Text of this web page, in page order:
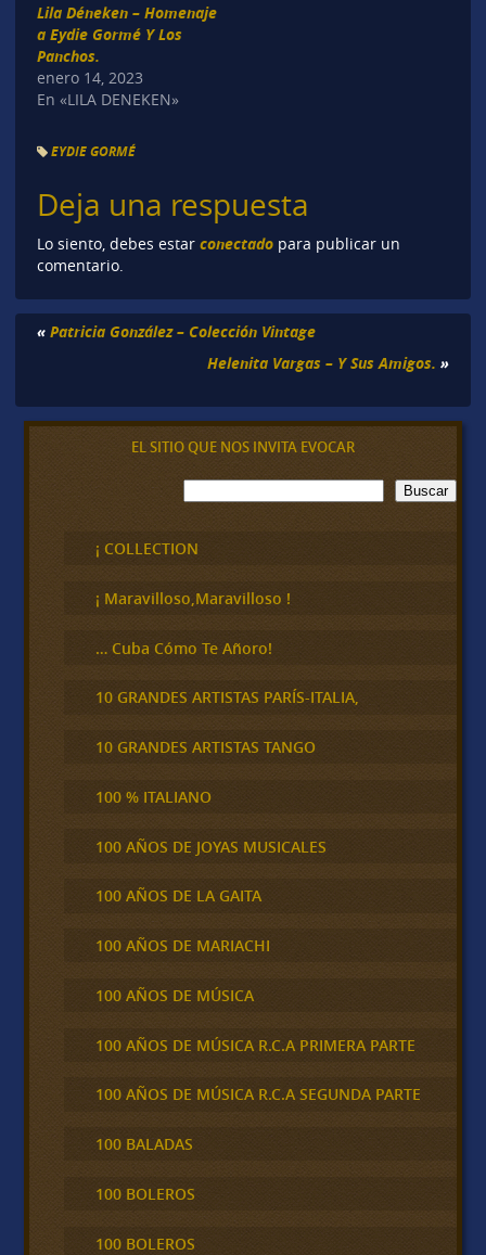
Lila Déneken – Homenaje
a Eydie Gormé Y Los
Panchos.
enero 14, 2023
En «LILA DENEKEN»
EYDIE GORMÉ
Deja una respuesta
Lo siento, debes estar conectadopara publicar un
comentario.
« Patricia González – Colección Vintage
Helenita Vargas – Y Sus Amigos. »
EL SITIO QUE NOS INVITA EVOCAR
B
u
c
a
Buscar
¡ COLLECTION
¡ Maravilloso,Maravilloso !
… Cuba Cómo Te Añoro!
10 GRANDES ARTISTAS PARÍS-ITALIA,
10 GRANDES ARTISTAS TANGO
100 % ITALIANO
100 AÑOS DE JOYAS MUSICALES
100 AÑOS DE LA GAITA
100 AÑOS DE MARIACHI
100 AÑOS DE MÚSICA
100 AÑOS DE MÚSICA R.C.A PRIMERA PARTE
100 AÑOS DE MÚSICA R.C.A SEGUNDA PARTE
100 BALADAS
100 BOLEROS
100 BOLEROS